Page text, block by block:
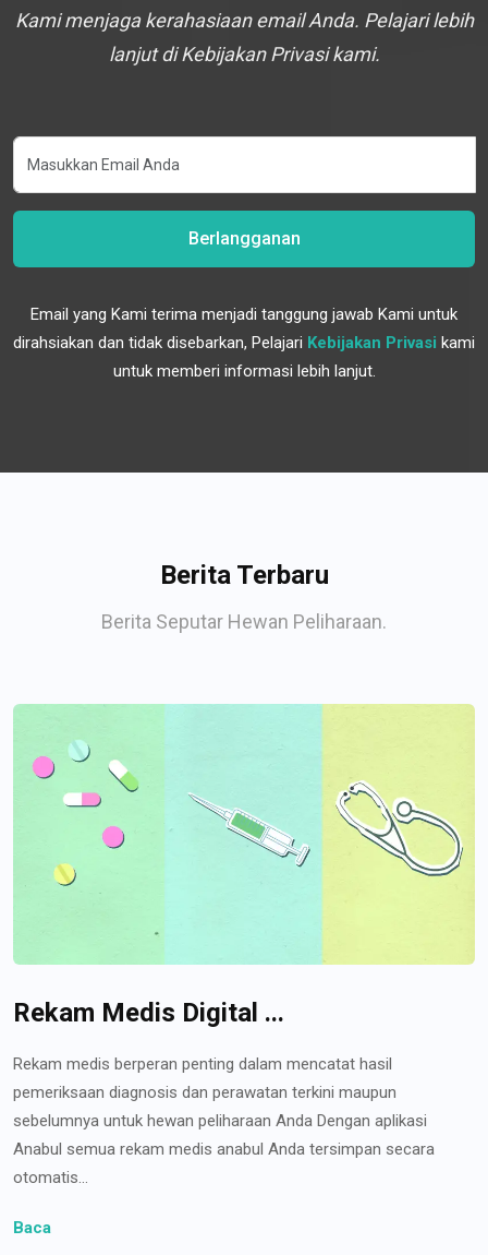
Kami menjaga kerahasiaan email Anda. Pelajari lebih
lanjut di Kebijakan Privasi kami.
Berlangganan
Email yang Kami terima menjadi tanggung jawab Kami untuk
dirahsiakan dan tidak disebarkan, Pelajari Kebijakan Privasi kami
untuk memberi informasi lebih lanjut.
Berita Terbaru
Berita Seputar Hewan Peliharaan.
Rekam Medis Digital ...
Rekam medis berperan penting dalam mencatat hasil
pemeriksaan diagnosis dan perawatan terkini maupun
sebelumnya untuk hewan peliharaan Anda Dengan aplikasi
Anabul semua rekam medis anabul Anda tersimpan secara
otomatis...
Baca